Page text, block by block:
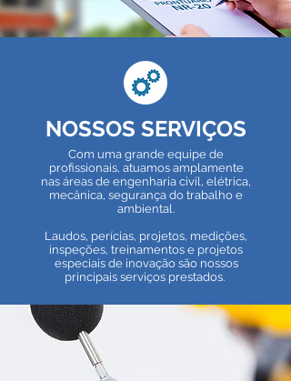
NOSSOS SERVIÇOS
Com uma grande equipe de
profissionais, atuamos amplamente
nas áreas de engenharia civil, elétrica,
mecânica, segurança do trabalho e
ambiental.
Laudos, perícias, projetos, medições,
inspeções, treinamentos e projetos
especiais de inovação são nossos
principais serviços prestados.